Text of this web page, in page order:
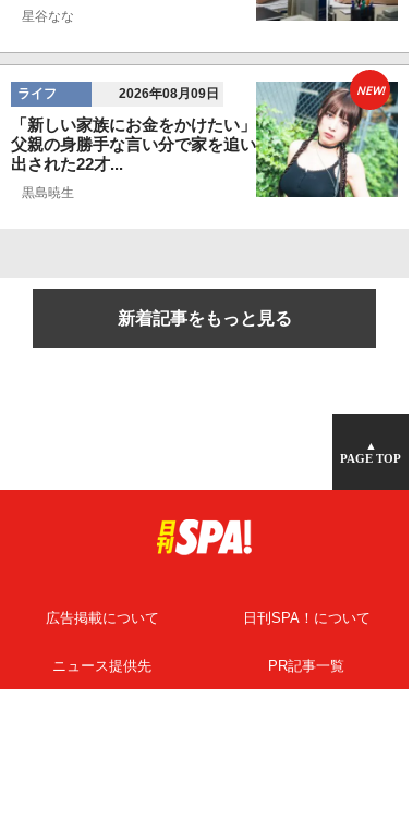
星谷なな
ライフ 2026年08月09日
「新しい家族にお金をかけたい」
父親の身勝手な言い分で家を追い
出された22才...
黒島暁生
NEW!
新着記事をもっと見る
▲
PAGE TOP
広告掲載について 日刊SPA！について
ニュース提供先 PR記事一覧